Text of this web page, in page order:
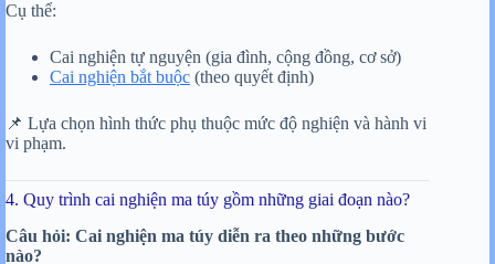
Cụ thể:
Cai nghiện tự nguyện (gia đình, cộng đồng, cơ sở)
Cai nghiện bắt buộc (theo quyết định)
📌 Lựa chọn hình thức phụ thuộc mức độ nghiện và hành vi
vi phạm.
4. Quy trình cai nghiện ma túy gồm những giai đoạn nào?
Câu hỏi: Cai nghiện ma túy diễn ra theo những bước
nào?